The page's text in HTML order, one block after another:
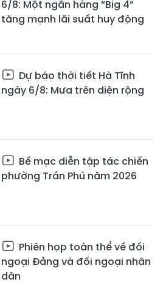
6/8: Một ngân hàng “Big 4”
tăng mạnh lãi suất huy động
Dự báo thời tiết Hà Tĩnh
ngày 6/8: Mưa trên diện rộng
Bế mạc diễn tập tác chiến
phường Trần Phú năm 2026
Phiên họp toàn thể về đối
ngoại Đảng và đối ngoại nhân
dân